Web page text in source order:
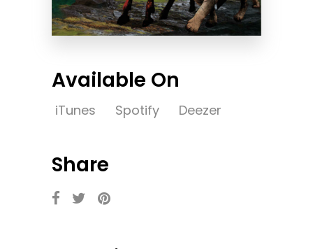
Available On
iTunes Spotify Deezer
Share